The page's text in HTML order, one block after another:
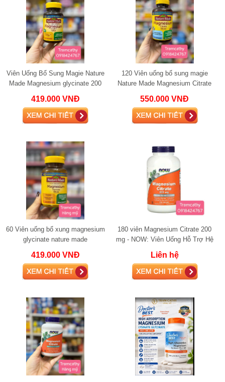
Viên Uống Bổ Sung Magie Nature
Made Magnesium glycinate 200
419.000 VNĐ
120 Viên uống bổ sung magie
Nature Made Magnesium Citrate
550.000 VNĐ
60 Viên uống bổ xung magnesium
glycinate nature made
419.000 VNĐ
180 viên Magnesium Citrate 200
mg - NOW: Viên Uống Hỗ Trợ Hệ
Lượng Hiệu
Liên hệ